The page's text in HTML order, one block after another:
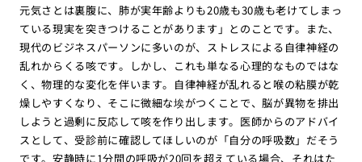
元気さとは裏腹に、肺が実年齢よりも20歳も30歳も老けてしまっ
ている現実を突きつけることがあります」とのことです。また、
現代のビジネスパーソンに多いのが、ストレスによる自律神経の
乱れからくる咳です。しかし、これも単なる心理的なものではな
く、物理的な変化を伴います。自律神経が乱れると喉の粘膜が乾
燥しやすくなり、そこに微細な埃がつくことで、脳が異物を排出
しようと過剰に反応して咳を作り出します。医師からのアドバイ
スとして、受診前に確認してほしいのが「自分の呼吸数」だそう
です。安静時に1分間の呼吸が20回を超えている場合、それはた